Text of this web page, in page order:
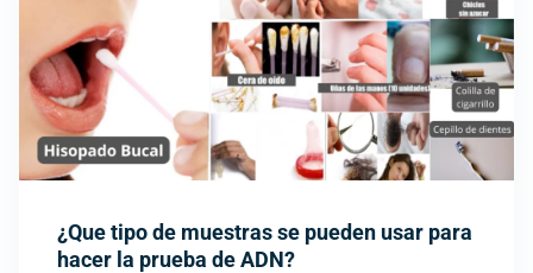
¿Que tipo de muestras se pueden usar para
hacer la prueba de ADN?